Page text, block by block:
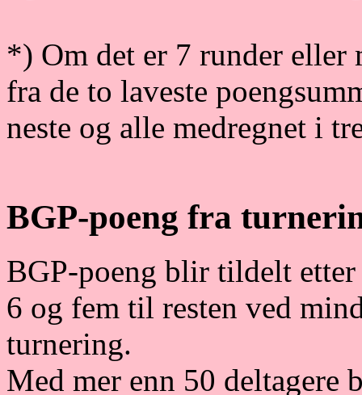
*) Om det er 7 runder eller
fra de to laveste
neste og alle medregnet i
BGP-poeng fra
BGP-poeng blir tildelt
6 og fem til resten ved
turnering.
Med mer enn 50 deltagere